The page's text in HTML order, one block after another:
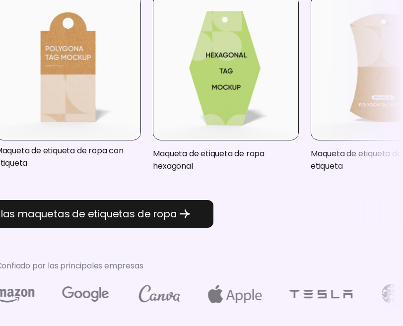
de etiqueta de ropa con
Maqueta de etiqueta de ropa
hexagonal
Maqueta de etiqueta
etiqueta
maquetas de etiquetas de ropa
por las principales empresas